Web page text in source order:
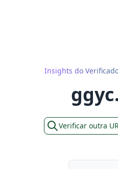
Insights do
Verificar outra